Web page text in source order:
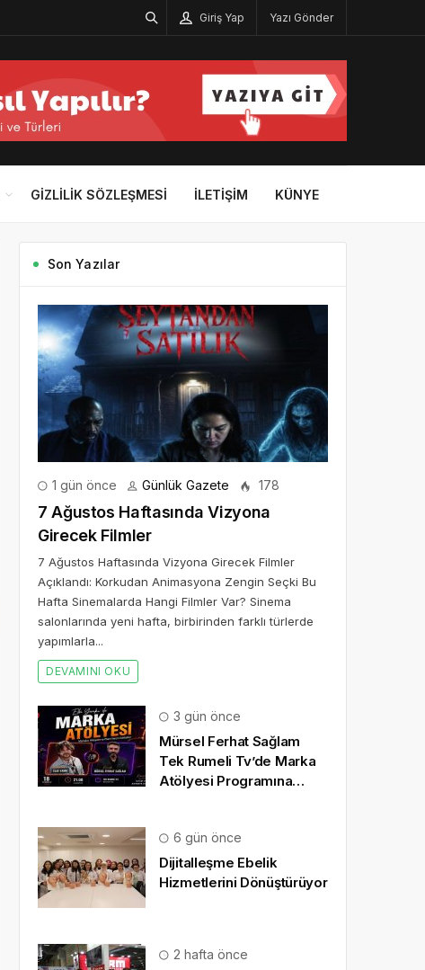
Giriş Yap Yazı Gönder
GIZLILIK SÖZLEŞMESI İLETIŞIM KÜNYE
Son Yazılar
1 gün önce Günlük Gazete 178
7 Ağustos Haftasında Vizyona
Girecek Filmler
7 Ağustos Haftasında Vizyona Girecek Filmler
Açıklandı: Korkudan Animasyona Zengin Seçki Bu
Hafta Sinemalarda Hangi Filmler Var? Sinema
salonlarında yeni hafta, birbirinden farklı türlerde
yapımlarla...
DEVAMINI OKU
3 gün önce
Mürsel Ferhat Sağlam
Tek Rumeli Tv’de Marka
Atölyesi Programına
6 gün önce
Dijitalleşme Ebelik
Hizmetlerini Dönüştürüyor
2 hafta önce